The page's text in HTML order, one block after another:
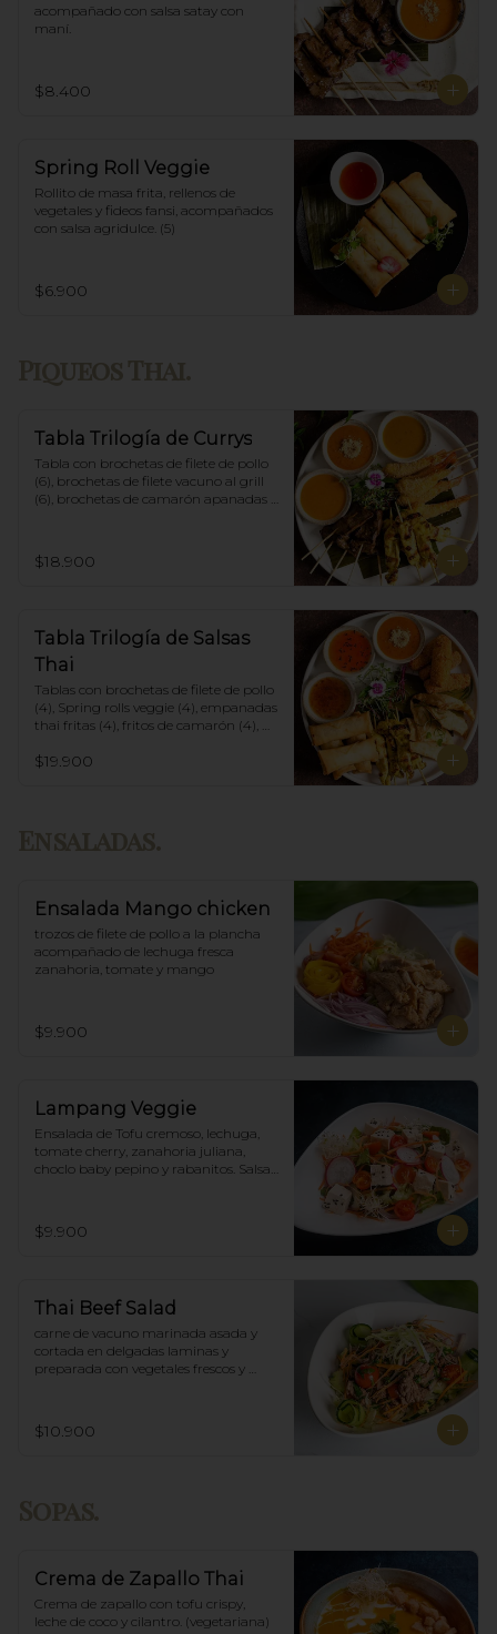
acompañado con salsa satay con
maní.
$8.400
Spring Roll Veggie
Rollito de masa frita, rellenos de
vegetales y fideos fansi, acompañados
con salsa agridulce. (5)
$6.900
Tabla Trilogía de Currys
Tabla con brochetas de filete de pollo
(6), brochetas de filete vacuno al grill
(6), brochetas de camarón apanadas
amarillo.
$18.900
Tabla Trilogía de Salsas
Thai
Tablas con brochetas de filete de pollo
(4), Spring rolls veggie (4), empanadas
thai fritas (4), fritos de camarón (4),
Salsa de Maní y Soja spicy.
$19.900
Ensaladas.
Ensalada Mango chicken
trozos de filete de pollo a la plancha
acompañado de lechuga fresca
zanahoria, tomate y mango
$9.900
Lampang Veggie
Ensalada de Tofu cremoso, lechuga,
tomate cherry, zanahoria juliana,
choclo baby pepino y rabanitos. Salsa
$9.900
Thai Beef Salad
carne de vacuno marinada asada y
cortada en delgadas laminas y
preparada con vegetales frescos y
$10.900
Crema de Zapallo Thai
Crema de zapallo con tofu crispy,
leche de coco y cilantro. (vegetariana)